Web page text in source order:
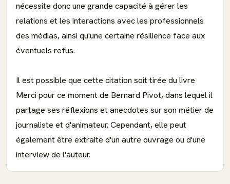
nécessite donc une grande capacité à gérer les
relations et les interactions avec les professionnels
des médias, ainsi qu'une certaine résilience face aux
éventuels refus.
Il est possible que cette citation soit tirée du livre
Merci pour ce moment de Bernard Pivot, dans lequel il
partage ses réflexions et anecdotes sur son métier de
journaliste et d'animateur. Cependant, elle peut
également être extraite d'un autre ouvrage ou d'une
interview de l'auteur.